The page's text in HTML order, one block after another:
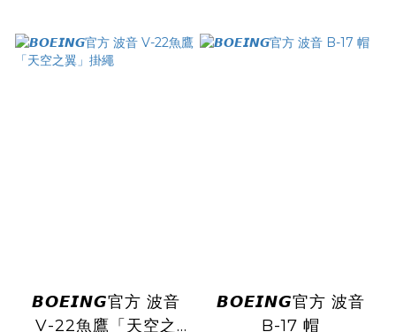
𝘽𝙊𝙀𝙄𝙉𝙂官方 波音
V-22魚鷹「天空之
𝘽𝙊𝙀𝙄𝙉𝙂官方 波音
B-17 帽